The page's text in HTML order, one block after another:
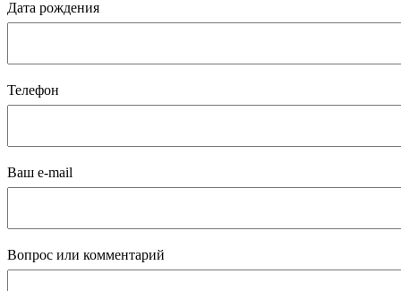
Дата рождения
Телефон
Ваш e-mail
Вопрос или комментарий